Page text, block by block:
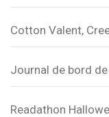
Cotton Valent,
Journal de bord
Readathon